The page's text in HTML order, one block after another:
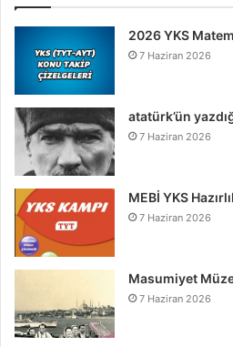
2026 YKS
7 Haziran 2026
atatürk’ün
7 Haziran 2026
MEBİ YKS
7 Haziran 2026
Masumiyet
7 Haziran 2026